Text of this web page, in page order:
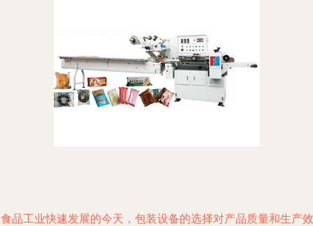
品工业快速发展的今天，包装设备的选择对产品质量和生产效